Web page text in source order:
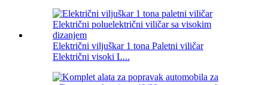
Električni viljuškar 1 tona Paletni viličar
Električni visoki L...